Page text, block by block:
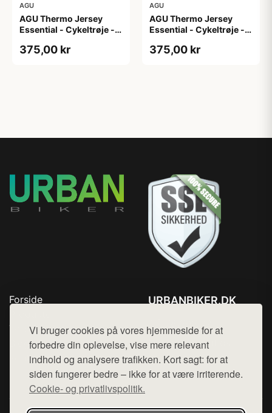
Vi bruger cookies på vores hjemmeside for at
forbedre din oplevelse, vise mere relevant
indhold og analysere trafikken. Kort sagt: for at
siden fungerer bedre – ikke for at være irriterende.
Cookie- og privatlivspolitik.
AGU
AGU Thermo Jersey
Essential - Cykeltrøje -
XL
375,00 kr
AGU
AGU Thermo Jersey
Essential - Cykeltrøje -
XXL
375,00 kr
Forside
Top Rabatter
Blog
Kontakt
URBANBIKER.DK
Mail: hej@want.dk
Cookie- og privatlivspolitik